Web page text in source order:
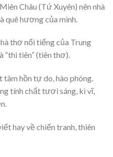
Châu (Tứ Xuyên) nên nhà
hương của mình.
thơ nổi tiếng của Trung
tiên” (tiên thơ).
hồn tự do, hào phóng.
tính chất tươi sáng, kì vĩ,
hay về chiến tranh, thiên